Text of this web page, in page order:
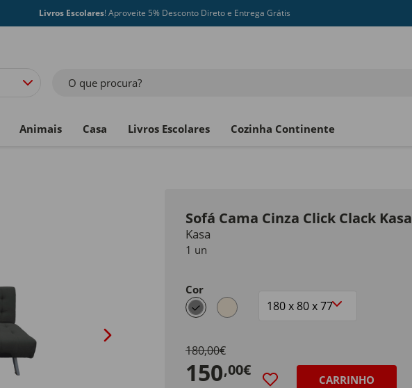
Livros Escolares! Aproveite 5% Desconto Direto e Entrega Grátis
O que procura?
Animais Casa Livros Escolares Cozinha Continente
Sofá Cama Cinza Click Clack Kasa
Kasa
1 un
Cor
selected
Tamanho
180,00€
150,00€
CARRINHO